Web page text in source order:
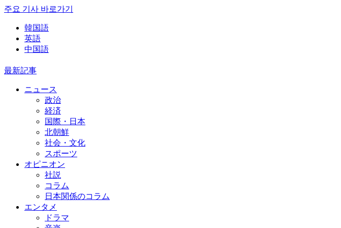
주요 기사 바로가기
韓国語
英語
中国語
最新記事
ニュース
政治
経済
国際・日本
北朝鮮
社会・文化
スポーツ
オピニオン
社説
コラム
日本関係のコラム
エンタメ
ドラマ